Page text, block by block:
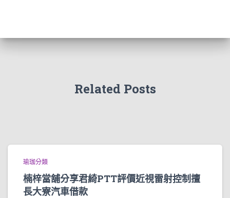
Related Posts
瑜珈分類
楠梓當舖分享君綺PTT評價近視雷射控制擅
長大寮汽車借款